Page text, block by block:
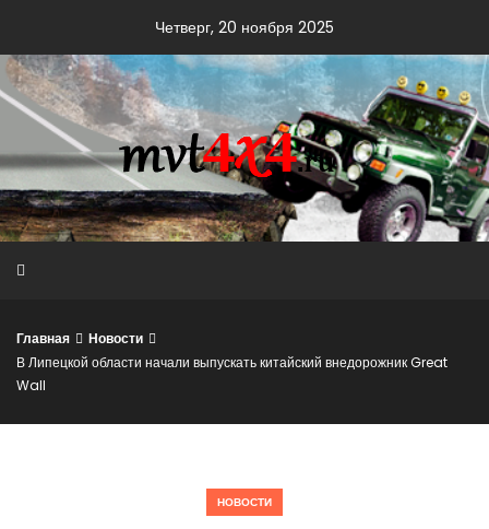
content
Четверг, 20 ноября 2025
Главная
Новости
В Липецкой области начали выпускать китайский внедорожник Great
Wall
НОВОСТИ